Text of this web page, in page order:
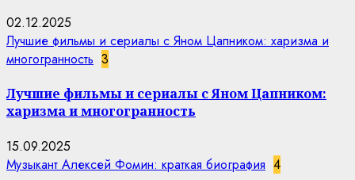
02.12.2025
Лучшие фильмы и сериалы с Яном Цапником: харизма и
многогранность 3
Лучшие фильмы и сериалы с Яном Цапником:
харизма и многогранность
15.09.2025
Музыкант Алексей Фомин: краткая биография 4